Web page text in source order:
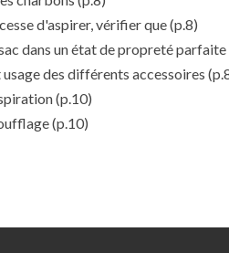
d'aspirer, vérifier que(p.8)
dans un état de propreté parfaite
des différents accessoires
(p.10)
(p.10)